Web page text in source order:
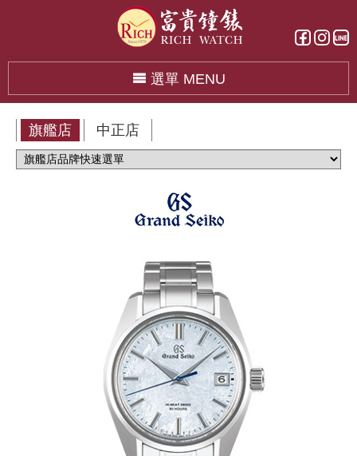
選單 MENU
旗艦店 中正店